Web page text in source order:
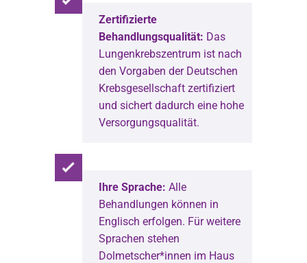
Zertifizierte
Behandlungsqualität: Das
Lungenkrebszentrum ist nach
den Vorgaben der Deutschen
Krebsgesellschaft zertifiziert
und sichert dadurch eine hohe
Versorgungsqualität.
Ihre Sprache: Alle
Behandlungen können in
Englisch erfolgen. Für weitere
Sprachen stehen
Dolmetscher*innen im Haus